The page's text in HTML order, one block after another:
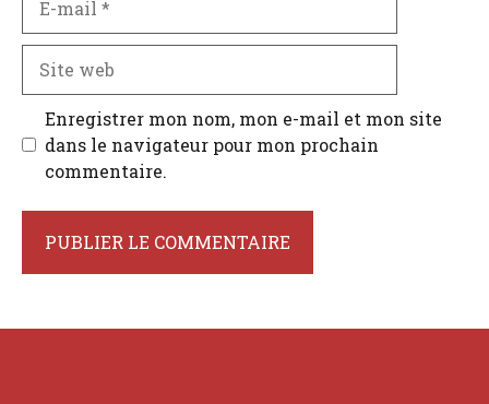
mail
web
Enregistrer mon nom, mon e-mail et mon site
dans le navigateur pour mon prochain
commentaire.